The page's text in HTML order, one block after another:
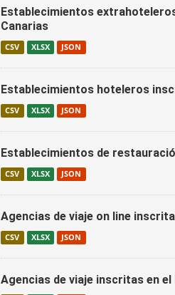
Establecimientos
Canarias
CSV XLSX JSON
Establecimientos hoteleros
CSV XLSX JSON
Establecimientos de
CSV XLSX JSON
Agencias de viaje on line
CSV XLSX JSON
Agencias de viaje inscritas en